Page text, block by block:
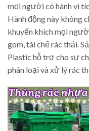
mọi người có hành vi
Hành động này không
khuyến khích mọi
gom, tái chế rác thải.
Plastic hỗ trợ cho sự
phân loại và xử lý rác